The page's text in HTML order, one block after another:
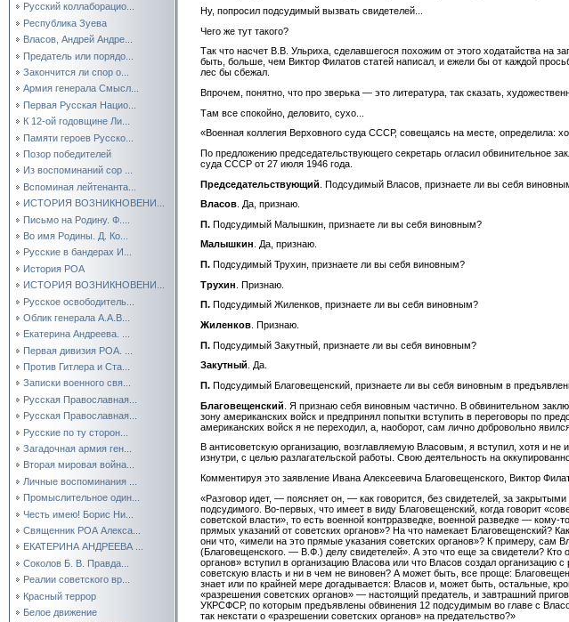
Русский коллаборацио...
Республика Зуева
Власов, Андрей Андре...
Предатель или порядо...
Закончится ли спор о...
Армия генерала Смысл...
Первая Русская Нацио...
К 12-ой годовщине Ли...
Памяти героев Русско...
Позор победителей
Из воспоминаний сор ...
Вспоминая лейтенанта...
ИСТОРИЯ ВОЗНИКНОВЕНИ...
Письмо на Родину. Ф....
Во имя Родины. Д. Ко...
Русские в бандерах И...
История РОА
ИСТОРИЯ ВОЗНИКНОВЕНИ...
Русское освободитель...
Облик генерала А.А.В...
Екатерина Андреева. ...
Первая дивизия РОА. ...
Против Гитлера и Ста...
Записки военного свя...
Русская Православная...
Русская Православная...
Русские по ту сторон...
Загадочная армия ген...
Вторая мировая война...
Личные воспоминания ...
Промыслительное один...
Честь имею! Борис Ни...
Священник РОА Алекса...
ЕКАТЕРИНА АНДРЕЕВА ...
Соколов Б. В. Правда...
Реалии советского вр...
Красный террор
Белое движение
Ну, попросил подсудимый вызвать свидетелей...
Чего же тут такого?
Так что насчет В.В. Ульриха, сделавшегося похожим от этого ходатайства на
быть, больше, чем Виктор Филатов статей написал, и ежели бы от каждой
лес бы сбежал.
Впрочем, понятно, что про зверька — это литература, так сказать,
Там все спокойно, деловито, сухо...
«Военная коллегия Верховного суда СССР, совещаясь на месте, определила:
По предложению председательствующего секретарь огласил обвинительное
суда СССР от 27 июля 1946 года.
Председательствующий . Подсудимый Власов, признаете ли вы себя
Власов . Да, признаю.
П. Подсудимый Малышкин, признаете ли вы себя виновным?
Малышкин. Да, признаю.
П. Подсудимый Трухин, признаете ли вы себя виновным?
Трухин . Признаю.
П. Подсудимый Жиленков, признаете ли вы себя виновным?
Жиленков . Признаю.
П. Подсудимый Закутный, признаете ли вы себя виновным?
Закутный. Да.
П. Подсудимый Благовещенский, признаете ли вы себя виновным в
Благовещенский . Я признаю себя виновным частично. В обвинительном
зону американских войск и предпринял попытки вступить в переговоры по
американских войск я не переходил, а, наоборот, сам лично добровольно
В антисоветскую организацию, возглавляемую Власовым, я вступил, хотя и
изнутри, с целью разлагательской работы. Свою деятельность на
Комментируя это заявление Ивана Алексеевича Благовещенского, Виктор
«Разговор идет, — поясняет он, — как говорится, без свидетелей, за
подсудимого. Во-первых, что имеет в виду Благовещенский, когда говорит
советской власти», то есть военной контрразведке, военной разведке —
прямых указаний от советских органов»? На что намекает Благовещенский?
они что, «имели на это прямые указания советских органов»? К примеру, сам
(Благовещенского. — В.Ф.) делу свидетелей». А это что еще за свидетели? Кто
органов» вступил в организацию Власова или что Власов создал организацию
советскую власть и ни в чем не виновен? А может быть, все проще:
знает или по крайней мере догадывается: Власов и, может быть, остальные,
«разрешения советских органов» — настоящий предатель, и завтрашний
УКРСФСР, по которым предъявлены обвинения 12 подсудимым во главе с
так некстати о «разрешении советских органов» на предательство?»